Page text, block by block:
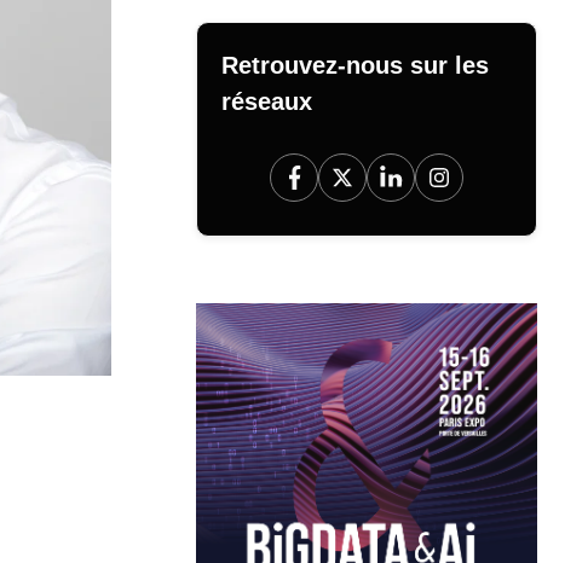
Retrouvez-nous sur les
réseaux